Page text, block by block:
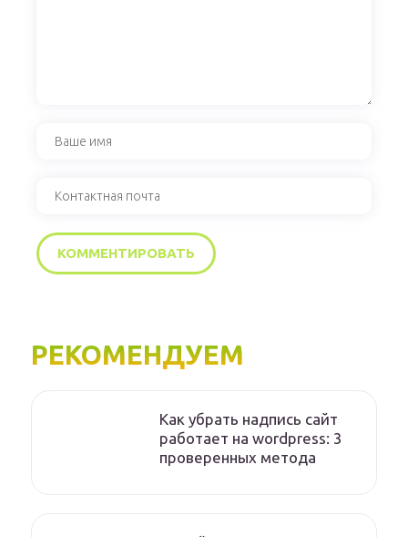
РЕКОМЕНДУЕМ
Как убрать надпись сайт
работает на wordpress: 3
проверенных метода